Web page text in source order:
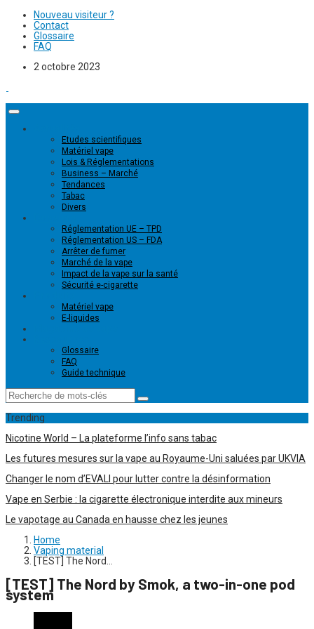
Nouveau visiteur ?
Contact
Glossaire
FAQ
2 octobre 2023
Etudes scientifiques
Matériel vape
Lois & Réglementations
Business – Marché
Tendances
Tabac
Divers
Réglementation UE – TPD
Réglementation US – FDA
Arrêter de fumer
Marché de la vape
Impact de la vape sur la santé
Sécurité e-cigarette
Matériel vape
E-liquides
Glossaire
FAQ
Guide technique
Trending
Nicotine World – La plateforme l’info sans tabac
Les futures mesures sur la vape au Royaume-Uni saluées par UKVIA
Changer le nom d’EVALI pour lutter contre la désinformation
Vape en Serbie : la cigarette électronique interdite aux mineurs
Le vapotage au Canada en hausse chez les jeunes
Home
Vaping material
[TEST] The Nord…
[TEST] The Nord by Smok, a two-in-one pod
system